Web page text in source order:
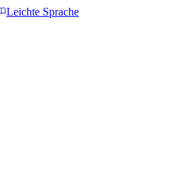
Leichte Sprache